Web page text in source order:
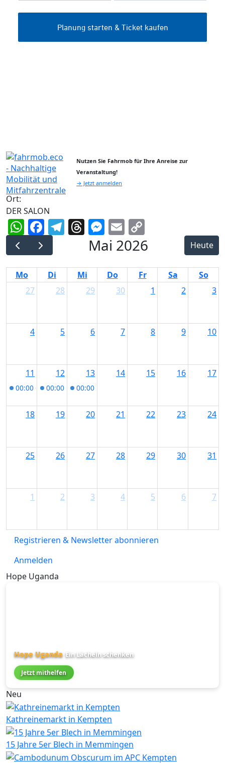
Nutzen Sie Fahrmob für Ihre Anreise zur
Veranstaltung!
→ Jetzt anmelden
Ort:
DER SALON
WhatsApp
Facebook
Telegram
Threads
Messenger
Email
Link
Mai 2026 Heute
Mo Di Mi Do Fr Sa
So
27
28 29 30 1 2 3
4 5 6 7 8 9 10
11
00:00 GLS Beratungstag im Salon Kempten
12
00:00 GLS Beratungstag im Salon Kempten
13
00:00
14 15 16 17
18 19 20 21 22 23 24
25 26 27 28 29 30 31
1 2 3 4 5 6 7
Registrieren & Newsletter abonnieren
Anmelden
Hope Uganda
Hope Uganda Ein Lächeln schenken
Jetzt mithelfen
Neu
Kathreinemarkt in Kempten
15 Jahre 5er Blech in Memmingen